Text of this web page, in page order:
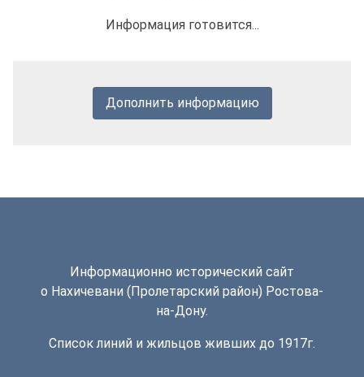
Информация готовится...
Дополнить информацию
Информационно исторический сайт
о Нахичевани (Пролетарский район) Ростова-
на-Дону.
Список линий и жильцов живших до 1917г.